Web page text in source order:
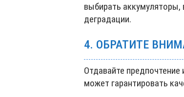
выбирать
деградации.
4. ОБРАТИТЕ
Отдавайте
может гарантировать